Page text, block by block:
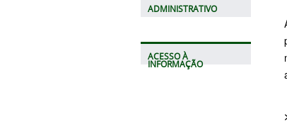
ADMINISTRATIVO
ACESSO À
INFORMAÇÃO